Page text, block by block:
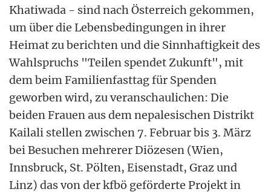
Khatiwada - sind nach Österreich gekommen,
um über die Lebensbedingungen in ihrer
Heimat zu berichten und die Sinnhaftigkeit des
Wahlspruchs "Teilen spendet Zukunft", mit
dem beim Familienfasttag für Spenden
geworben wird, zu veranschaulichen: Die
beiden Frauen aus dem nepalesischen Distrikt
Kailali stellen zwischen 7. Februar bis 3. März
bei Besuchen mehrerer Diözesen (Wien,
Innsbruck, St. Pölten, Eisenstadt, Graz und
Linz) das von der kfbö geförderte Projekt in